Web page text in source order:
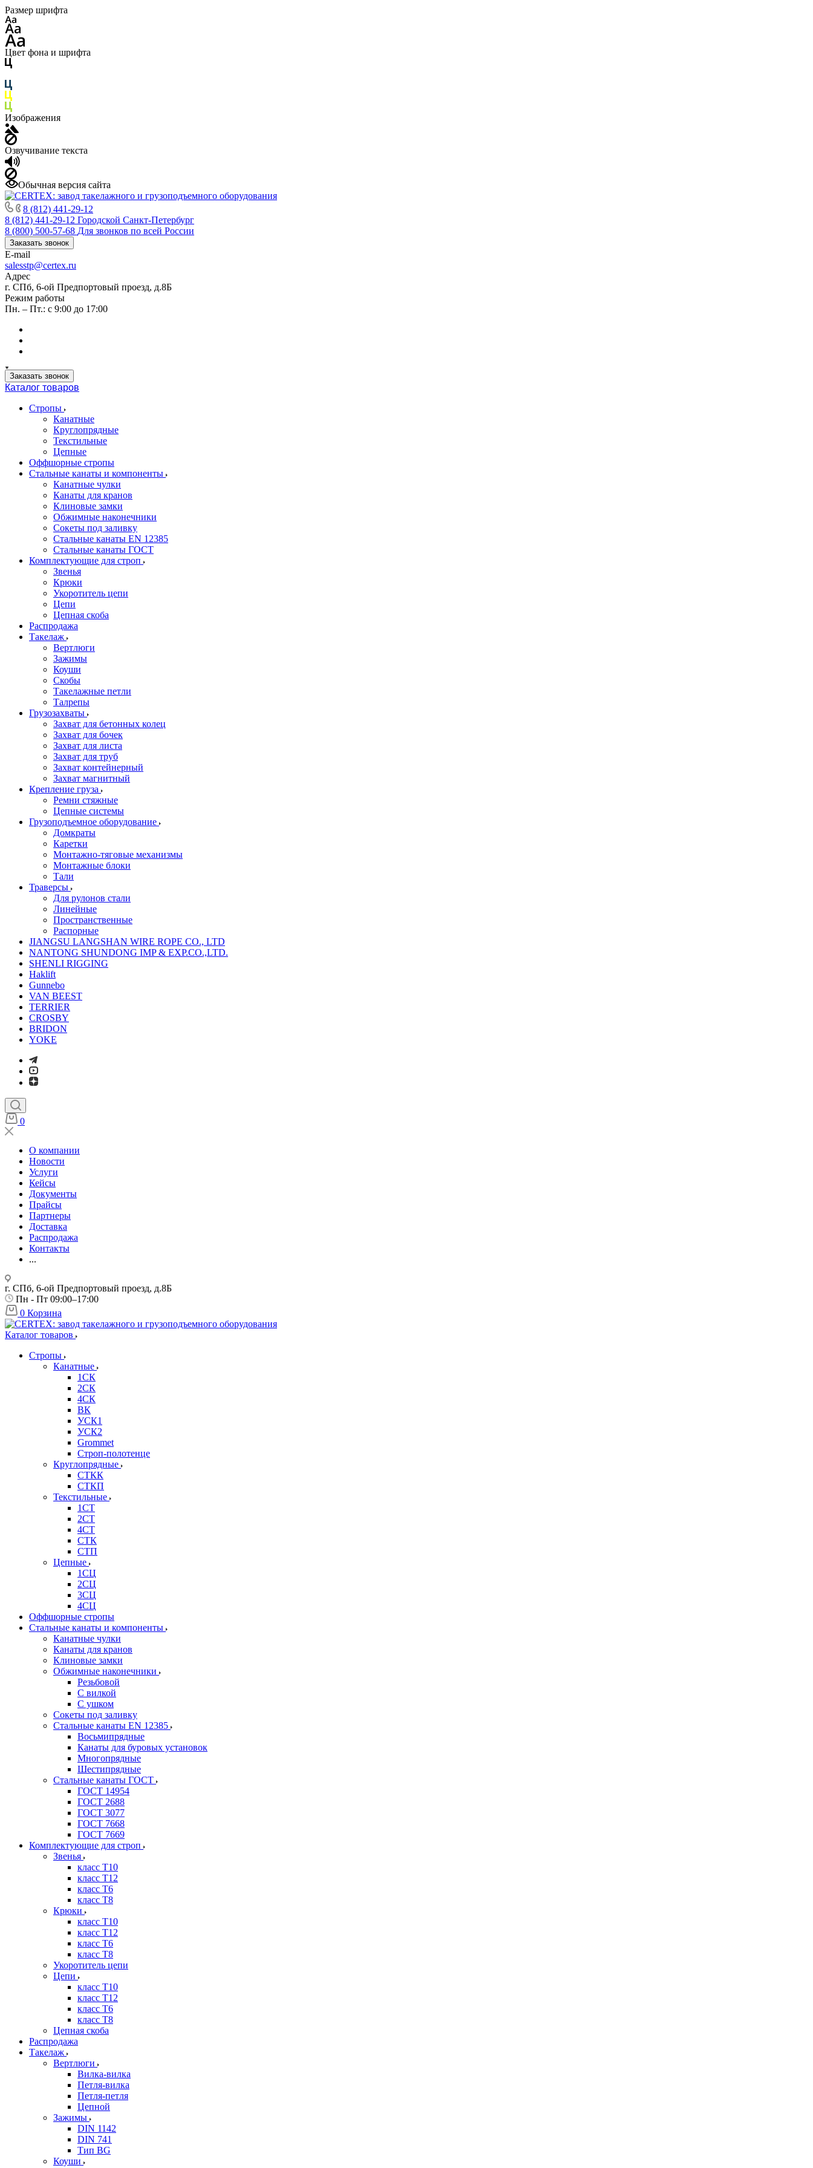
Размер шрифта
Цвет фона и шрифта
Изображения
Озвучивание текста
Обычная версия сайта
8 (812) 441-29-12
8 (812) 441-29-12 Городской Санкт-Петербург
8 (800) 500-57-68 Для звонков по всей России
Заказать звонок
E-mail
salesstp@certex.ru
Адрес
г. СПб, 6-ой Предпортовый проезд, д.8Б
Режим работы
Пн. – Пт.: с 9:00 до 17:00
Заказать звонок
Каталог товаров
Стропы
Канатные
Круглопрядные
Текстильные
Цепные
Оффшорные стропы
Стальные канаты и компоненты
Канатные чулки
Канаты для кранов
Клиновые замки
Обжимные наконечники
Сокеты под заливку
Стальные канаты EN 12385
Стальные канаты ГОСТ
Комплектующие для строп
Звенья
Крюки
Укоротитель цепи
Цепи
Цепная скоба
Распродажа
Такелаж
Вертлюги
Зажимы
Коуши
Скобы
Такелажные петли
Талрепы
Грузозахваты
Захват для бетонных колец
Захват для бочек
Захват для листа
Захват для труб
Захват контейнерный
Захват магнитный
Крепление груза
Ремни стяжные
Цепные системы
Грузоподъемное оборудование
Домкраты
Каретки
Монтажно-тяговые механизмы
Монтажные блоки
Тали
Траверсы
Для рулонов стали
Линейные
Пространственные
Распорные
JIANGSU LANGSHAN WIRE ROPE CO., LTD
NANTONG SHUNDONG IMP & EXP.CO.,LTD.
SHENLI RIGGING
Haklift
Gunnebo
VAN BEEST
TERRIER
CROSBY
BRIDON
YOKE
0
О компании
Новости
Услуги
Кейсы
Документы
Прайсы
Партнеры
Доставка
Распродажа
Контакты
...
г. СПб, 6-ой Предпортовый проезд, д.8Б
Пн - Пт 09:00–17:00
0 Корзина
Каталог товаров
Стропы
Канатные
1СК
2СК
4СК
ВК
УСК1
УСК2
Grommet
Строп-полотенце
Круглопрядные
СТКК
СТКП
Текстильные
1СТ
2СТ
4СТ
СТК
СТП
Цепные
1СЦ
2СЦ
3СЦ
4СЦ
Оффшорные стропы
Стальные канаты и компоненты
Канатные чулки
Канаты для кранов
Клиновые замки
Обжимные наконечники
Резьбовой
С вилкой
С ушком
Сокеты под заливку
Стальные канаты EN 12385
Восьмипрядные
Канаты для буровых установок
Многопрядные
Шестипрядные
Стальные канаты ГОСТ
ГОСТ 14954
ГОСТ 2688
ГОСТ 3077
ГОСТ 7668
ГОСТ 7669
Комплектующие для строп
Звенья
класс Т10
класс Т12
класс Т6
класс Т8
Крюки
класс Т10
класс Т12
класс Т6
класс Т8
Укоротитель цепи
Цепи
класс Т10
класс Т12
класс Т6
класс Т8
Цепная скоба
Распродажа
Такелаж
Вертлюги
Вилка-вилка
Петля-вилка
Петля-петля
Цепной
Зажимы
DIN 1142
DIN 741
Тип BG
Коуши